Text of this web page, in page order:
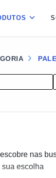
nas
escolha